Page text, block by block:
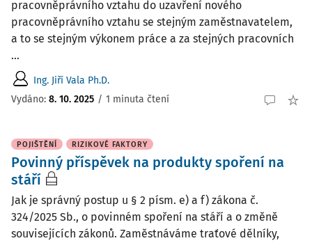
pracovněprávního vztahu do uzavření nového
pracovněprávního vztahu se stejným zaměstnavatelem,
a to se stejným výkonem práce a za stejných pracovních
...
Ing. Jiří Vala Ph.D.
Vydáno: 8. 10. 2025 / 1 minuta čtení
POJIŠTĚNÍ RIZIKOVÉ FAKTORY
Povinný příspěvek na produkty spoření na
stáří
Jak je správný postup u § 2 písm. e) a f) zákona č.
324/2025 Sb., o povinném spoření na stáří a o změně
souvisejících zákonů. Zaměstnáváme traťové dělníky,